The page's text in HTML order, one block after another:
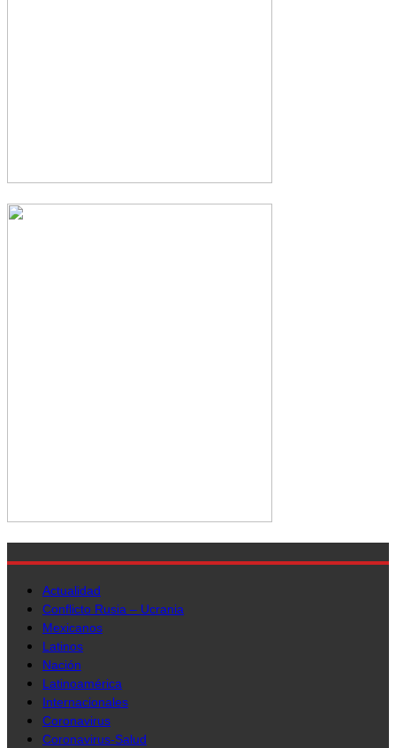
Actualidad
Conflicto Rusia – Ucrania
Mexicanos
Latinos
Nación
Latinoamérica
Internacionales
Coronavirus
Coronavirus-Salud